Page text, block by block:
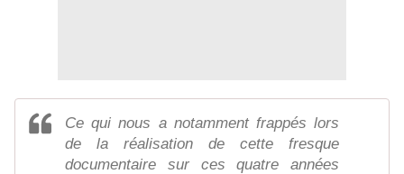
Ce qui nous a notamment frappés lors
de la réalisation de cette fresque
documentaire sur ces quatre années